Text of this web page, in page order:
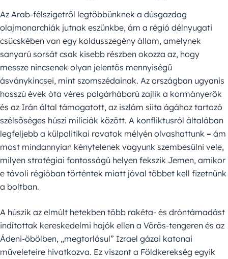
Az Arab-félszigetről legtöbbünknek a dúsgazdag
olajmonarchiák jutnak eszünkbe, ám a régió délnyugati
csücskében van egy koldusszegény állam, amelynek
sanyarú sorsát csak kisebb részben okozza az, hogy
messze nincsenek olyan jelentős mennyiségű
ásványkincsei, mint szomszédainak. Az országban ugyanis
hosszú évek óta véres polgárháború zajlik a kormányerők
és az Irán által támogatott, az iszlám síita ágához tartozó
szélsőséges húszi milíciák között. A konfliktusról általában
legfeljebb a külpolitikai rovatok mélyén olvashattunk – ám
most mindannyian kénytelenek vagyunk szembesülni vele,
milyen stratégiai fontosságú helyen fekszik Jemen, amikor
e távoli régióban történtek miatt jóval többet kell fizetnünk
a boltban.
A húszik az elmúlt hetekben több rakéta- és dróntámadást
indítottak kereskedelmi hajók ellen a Vörös-tengeren és az
Ádeni-öbölben, „megtorlásul” Izrael gázai katonai
műveleteire hivatkozva. Ez viszont a Földkerekség egyik